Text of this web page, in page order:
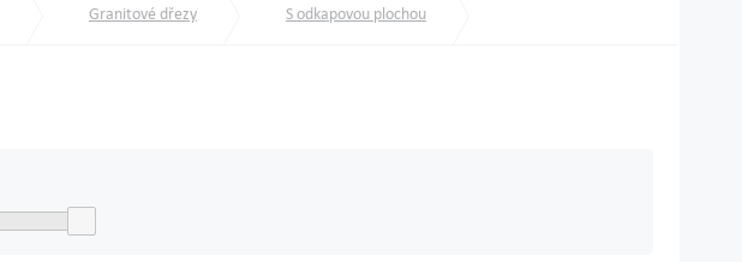
Granitové dřezy S odkapovou plochou